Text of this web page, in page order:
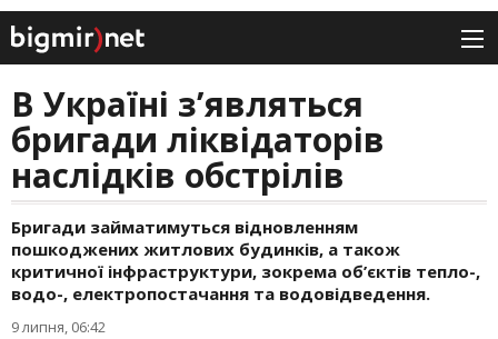
В Україні з’являться
бригади ліквідаторів
наслідків обстрілів
Бригади займатимуться відновленням
пошкоджених житлових будинків, а також
критичної інфраструктури, зокрема об’єктів тепло-,
водо-, електропостачання та водовідведення.
9 липня, 06:42